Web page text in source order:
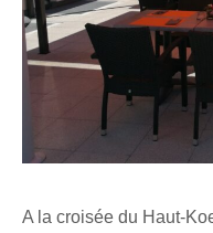
A la croisée du Haut-